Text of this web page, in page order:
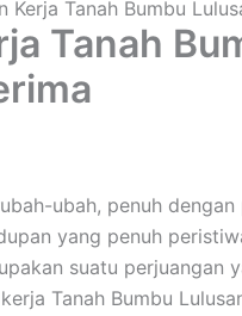
Kerja Tanah Bumbu
Tanah
ubah, penuh
yang penuh
suatu perjuangan
Tanah Bumbu